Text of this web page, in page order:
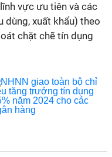
vực ưu tiên và các
xuất khẩu) theo
chặt chẽ tín dụng